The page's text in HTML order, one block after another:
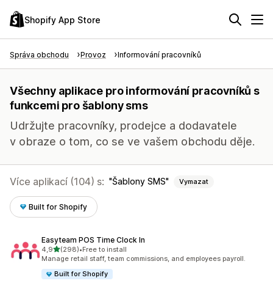
Shopify App Store
Správa obchodu Provoz Informování pracovníků
Všechny aplikace pro informování pracovníků s
funkcemi pro šablony sms
Udržujte pracovníky, prodejce a dodavatele
v obraze o tom, co se ve vašem obchodu děje.
Více aplikací (104) s: Šablony SMS Vymazat
Built for Shopify
Easyteam POS Time Clock In
4,9z 5 hvězd
(298)
Celkový počet recenzí: 298
•Free to install
Manage retail staff, team commissions, and employees payroll.
Built for Shopify